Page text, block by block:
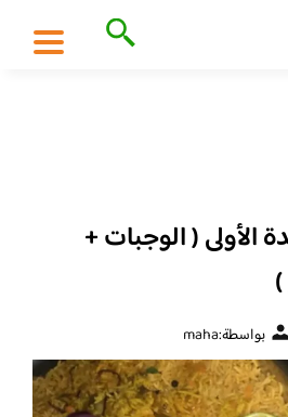
الأولى ( الوجبات +
بواسطة:maha